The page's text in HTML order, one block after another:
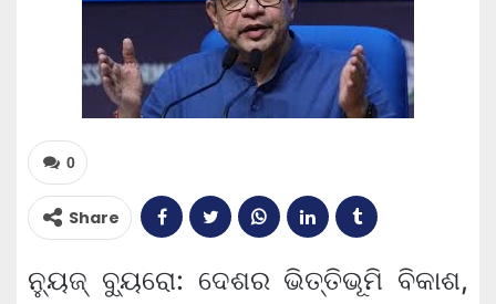
0
Share
ନ୍ୟୁଜ୍ ବ୍ୟୁରୋ: ଦେଶର ଭିତ୍ତିଭୂମି ବିକାଶ,